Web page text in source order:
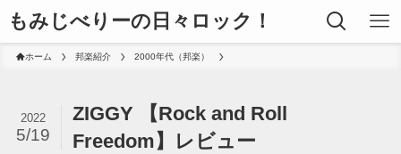
もみじべりーの日々ロック！
ホーム 邦楽紹介 2000年代（邦楽）
ZIGGY 【Rock and Roll
Freedom】レビュー
2022
5/19